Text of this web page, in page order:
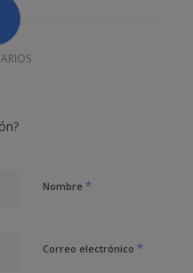
Nombre *
Correo electrónico *